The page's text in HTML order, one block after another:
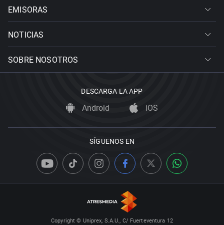
EMISORAS
NOTICIAS
SOBRE NOSOTROS
DESCARGA LA APP
Android iOS
SÍGUENOS EN
Copyright © Uniprex, S.A.U., C/ Fuerteventura 12